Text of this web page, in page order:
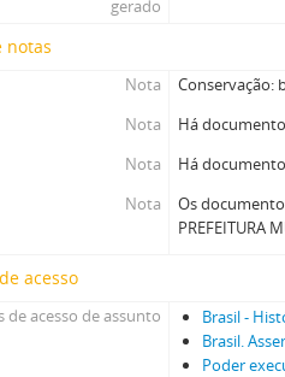
gerado
notas
Nota
Conservação:
Nota
Há
Nota
Há
Nota
Os
PREFEITURA
acesso
de acesso de assunto
Brasil -
Brasil.
Poder